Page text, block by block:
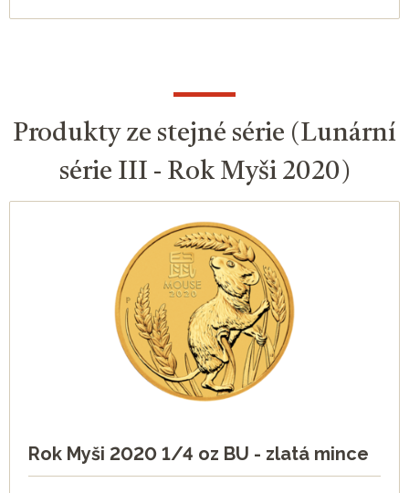
Produkty ze stejné série (Lunární
série III - Rok Myši 2020)
Rok Myši 2020 1/4 oz BU - zlatá mince